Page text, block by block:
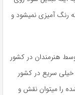
رنگ آمیزی نمیشود و
هنرمندان در کشور
خیلی سریع در کشور
را میتوان نقش و